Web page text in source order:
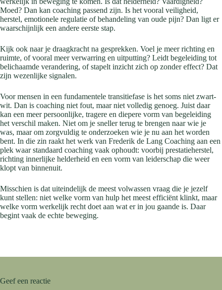
Moed? Dan kan coaching passend zijn. Is het vooral veiligheid,
herstel, emotionele regulatie of behandeling van oude pijn? Dan ligt er
waarschijnlijk een andere eerste stap.
Kijk ook naar je draagkracht na gesprekken. Voel je meer richting en
ruimte, of vooral meer verwarring en uitputting? Leidt begeleiding tot
belichaamde verandering, of stapelt inzicht zich op zonder effect? Dat
zijn wezenlijke signalen.
Voor mensen in een fundamentele transitiefase is het soms niet zwart-
wit. Dan is coaching niet fout, maar niet volledig genoeg. Juist daar
kan een meer persoonlijke, tragere en diepere vorm van begeleiding
het verschil maken. Niet om je sneller terug te brengen naar wie je
was, maar om zorgvuldig te onderzoeken wie je nu aan het worden
bent. In die zin raakt het werk van Frederik de Lang Coaching aan een
plek waar standaard coaching vaak ophoudt: voorbij prestatieherstel,
richting innerlijke helderheid en een vorm van leiderschap die weer
klopt van binnenuit.
Misschien is dat uiteindelijk de meest volwassen vraag die je jezelf
kunt stellen: niet welke vorm van hulp het meest efficiënt klinkt, maar
welke vorm werkelijk recht doet aan wat er in jou gaande is. Daar
begint vaak de echte beweging.
Geef een reactie